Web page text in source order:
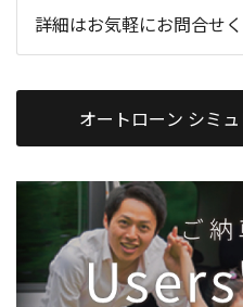
詳細はお気軽にお問合せく
オートローン シミ